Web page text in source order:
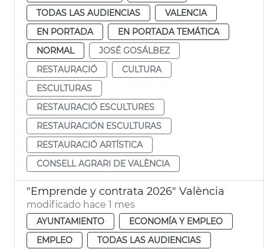
TODAS LAS AUDIENCIAS
VALENCIA
EN PORTADA
EN PORTADA TEMÁTICA
NORMAL
JOSÉ GOSÁLBEZ
RESTAURACIÓ
CULTURA
ESCULTURAS
RESTAURACIÓ ESCULTURES
RESTAURACIÓN ESCULTURAS
RESTAURACIÓ ARTÍSTICA
CONSELL AGRARI DE VALÈNCIA
"Emprende y contrata 2026" València
modificado hace 1 mes
AYUNTAMIENTO
ECONOMÍA Y EMPLEO
EMPLEO
TODAS LAS AUDIENCIAS